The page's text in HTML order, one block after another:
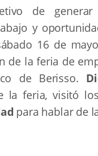
de
y
16 de
de la feria de
de Berisso.
la feria, visitó
para hablar de